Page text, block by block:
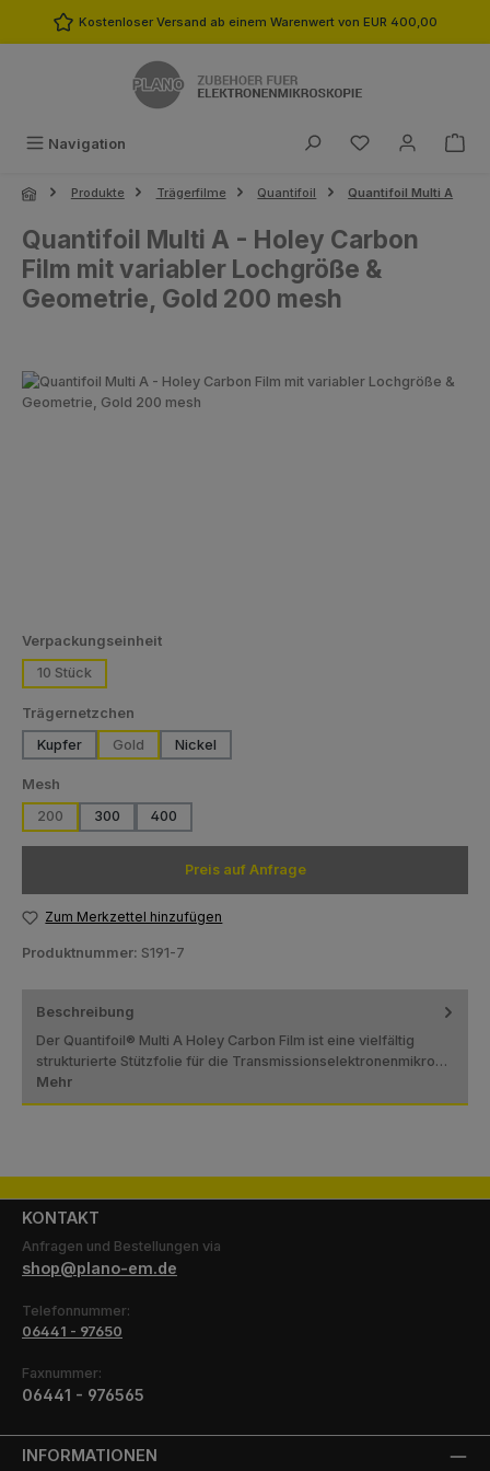
Zum Hauptinhalt springen
Kostenloser Versand ab einem Warenwert von EUR 400,00
Navigation Du hast 0
Produkte Trägerfilme Quantifoil Quantifoil Multi A
Quantifoil Multi A - Holey Carbon
Film mit variabler Lochgröße &
Geometrie, Gold 200 mesh
Bildergalerie überspringen
Verpackungseinheitauswählen
10 Stück
Trägernetzchen
Kupfer
Gold Nickel
Mesh
200
300 400
Preis auf Anfrage
Zum Merkzettel hinzufügen
Produktnummer: S191-7
Beschreibung
Der Quantifoil® Multi A Holey Carbon Film ist eine vielfältig
strukturierte Stützfolie für die Transmissionselektronenmikro…
Mehr
KONTAKT
Anfragen und Bestellungen via
shop@plano-em.de
Telefonnummer:
06441 - 97650
Faxnummer:
06441 - 976565
INFORMATIONEN